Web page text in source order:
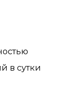
в сутки